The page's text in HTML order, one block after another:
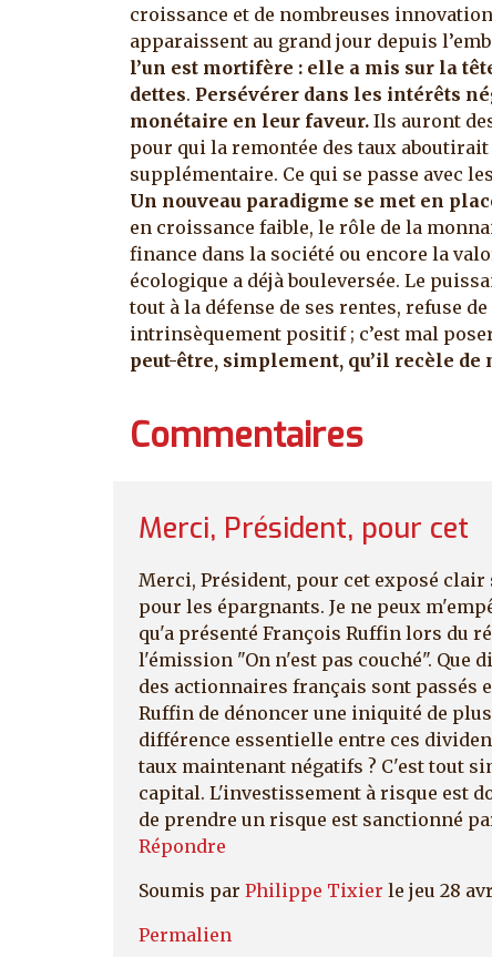
croissance et de nombreuses
apparaissent au grand jour depuis
l’un est mortifère : elle a mis sur la
dettes. Persévérer dans les intérêts
monétaire en leur faveur. Ils auront
pour qui la remontée des taux
supplémentaire. Ce qui se passe avec
Un nouveau paradigme se met en
en croissance faible, le rôle de la
finance dans la société ou encore la
écologique a déjà bouleversée. Le
tout à la défense de ses rentes, refuse
intrinsèquement positif ; c’est mal
peut-être, simplement, qu’il recèle
Commentaires
Merci, Président, pour cet
Merci, Président, pour cet exposé
pour les épargnants. Je ne peux
qu'a présenté François Ruffin lors du
l'émission "On n'est pas couché". Que
des actionnaires français sont passés
Ruffin de dénoncer une iniquité de
différence essentielle entre ces
taux maintenant négatifs ? C'est tout
capital. L'investissement à risque est
de prendre un risque est sanctionné
Répondre
Soumis par Philippe Tixier le jeu 28
Permalien